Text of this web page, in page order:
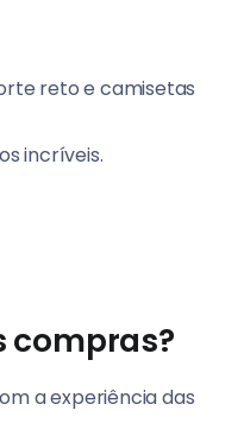
reto e camisetas
incríveis.
compras?
a experiência das